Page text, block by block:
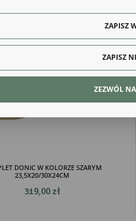
DONIC W KOLORZE SZARYM
23,5X20/30X24CM
319,00 zł
poprzez dopasowanie jej do Twoich
i personalizacyjne pliki cookies
pliki cookies pomagają nam rozwijać
analityczne pozwalają na uzyskanie
Zgromadzone informacje są
na analityczne pliki cookies gwarantuje
reklamowym plikom cookies prezentujemy
pliki cookies służą do
upodobań oraz Twoich zwyczajów
mogą pojawić się na stronach
oraz innych dostawców usług. Firmy
ZAPISZ
ZAPISZ
ZEZWÓL